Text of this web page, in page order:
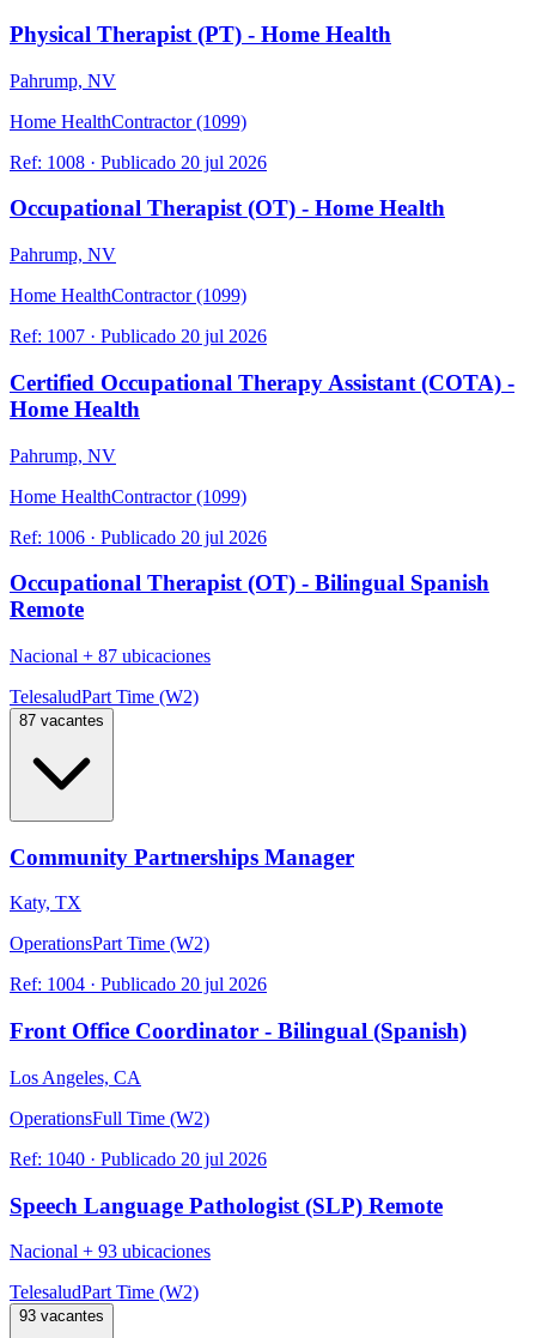
Physical Therapist (PT) - Home Health
Pahrump, NV
Home HealthContractor (1099)
Ref: 1008 · Publicado 20 jul 2026
Occupational Therapist (OT) - Home Health
Pahrump, NV
Home HealthContractor (1099)
Ref: 1007 · Publicado 20 jul 2026
Certified Occupational Therapy Assistant (COTA) -
Home Health
Pahrump, NV
Home HealthContractor (1099)
Ref: 1006 · Publicado 20 jul 2026
Occupational Therapist (OT) - Bilingual Spanish
Remote
Nacional + 87 ubicaciones
TelesaludPart Time (W2)
87 vacantes
Community Partnerships Manager
Katy, TX
OperationsPart Time (W2)
Ref: 1004 · Publicado 20 jul 2026
Front Office Coordinator - Bilingual (Spanish)
Los Angeles, CA
OperationsFull Time (W2)
Ref: 1040 · Publicado 20 jul 2026
Speech Language Pathologist (SLP) Remote
Nacional + 93 ubicaciones
TelesaludPart Time (W2)
93 vacantes